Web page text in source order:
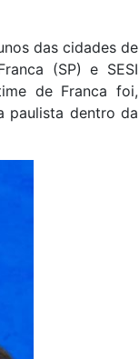
das cidades de
(SP) e SESI
de Franca foi,
paulista dentro da